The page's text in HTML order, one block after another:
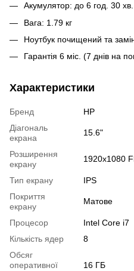
Акумулятор: до 6 год. 30
Вага: 1.79 кг
Ноутбук почищений та
Гарантія 6 міс. (7 днів на
Характеристики
Бренд
HP
Діагональ
екрана
15.6"
Розширення
екрану
1920x1080
Тип екрану
IPS
Покриття
екрану
Матове
Процесор
Intel Core i7
Кількість ядер
8
Обсяг
оперативної
16 ГБ